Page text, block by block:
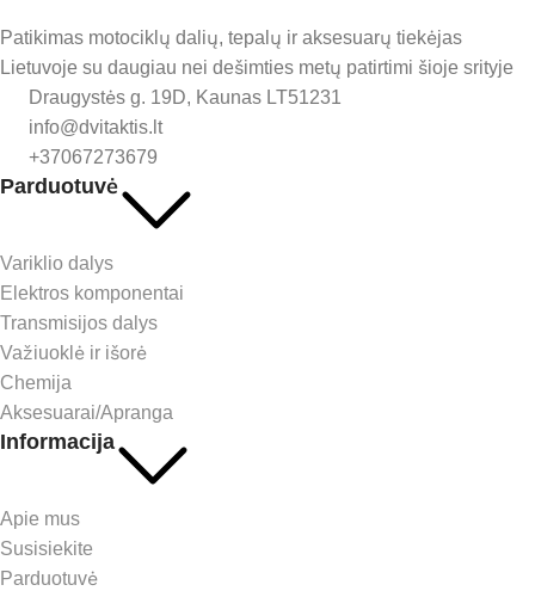
Patikimas motociklų dalių, tepalų ir aksesuarų tiekėjas
Lietuvoje su daugiau nei dešimties metų patirtimi šioje srityje
Draugystės g. 19D, Kaunas LT51231
info@dvitaktis.lt
+37067273679
Parduotuvė
Variklio dalys
Elektros komponentai
Transmisijos dalys
Važiuoklė ir išorė
Chemija
Aksesuarai/Apranga
Informacija
Apie mus
Susisiekite
Parduotuvė